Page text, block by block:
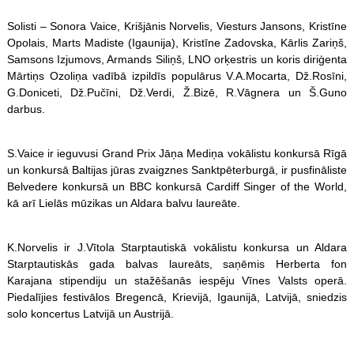
Solisti – Sonora Vaice, Krišjānis Norvelis, Viesturs Jansons, Kristīne
Opolais, Marts Madiste (Igaunija), Kristīne Zadovska, Kārlis Zariņš,
Samsons Izjumovs, Armands Siliņš, LNO orķestris un koris diriģenta
Mārtiņs Ozoliņa vadībā izpildīs populārus V.A.Mocarta, Dž.Rosīni,
G.Doniceti, Dž.Pučīni, Dž.Verdi, Ž.Bizē, R.Vāgnera un Š.Guno
darbus.
S.Vaice ir ieguvusi Grand Prix Jāņa Mediņa vokālistu konkursā Rīgā
un konkursā Baltijas jūras zvaigznes Sanktpēterburgā, ir pusfināliste
Belvedere konkursā un BBC konkursā Cardiff Singer of the World,
kā arī Lielās mūzikas un Aldara balvu laureāte.
K.Norvelis ir J.Vītola Starptautiskā vokālistu konkursa un Aldara
Starptautiskās gada balvas laureāts, saņēmis Herberta fon
Karajana stipendiju un stažēšanās iespēju Vīnes Valsts operā.
Piedalījies festivālos Bregencā, Krievijā, Igaunijā, Latvijā, sniedzis
solo koncertus Latvijā un Austrijā.